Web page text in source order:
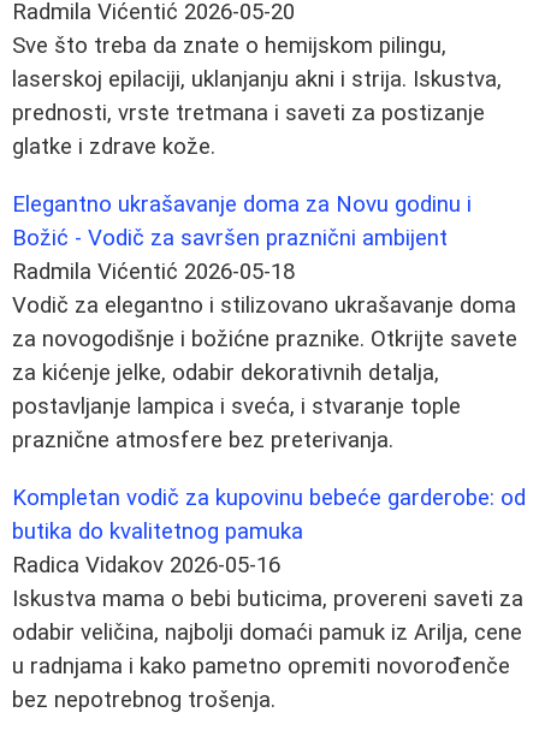
Radmila Vićentić 2026-05-20
Sve što treba da znate o hemijskom pilingu,
laserskoj epilaciji, uklanjanju akni i strija. Iskustva,
prednosti, vrste tretmana i saveti za postizanje
glatke i zdrave kože.
Elegantno ukrašavanje doma za Novu godinu i
Božić - Vodič za savršen praznični ambijent
Radmila Vićentić 2026-05-18
Vodič za elegantno i stilizovano ukrašavanje doma
za novogodišnje i božićne praznike. Otkrijte savete
za kićenje jelke, odabir dekorativnih detalja,
postavljanje lampica i sveća, i stvaranje tople
praznične atmosfere bez preterivanja.
Kompletan vodič za kupovinu bebeće garderobe: od
butika do kvalitetnog pamuka
Radica Vidakov 2026-05-16
Iskustva mama o bebi buticima, provereni saveti za
odabir veličina, najbolji domaći pamuk iz Arilja, cene
u radnjama i kako pametno opremiti novorođenče
bez nepotrebnog trošenja.